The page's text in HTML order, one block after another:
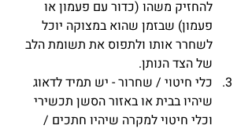
להחזיק משהו (כדור עם פעמון או
פעמון) שבזמן שהוא במצוקה יוכל
לשחרר אותו ולתפוס את תשומת הלב
של הצד הנותן.
כלי חיטוי / שחרור - יש תמיד לדאוג
שיהיו בבית או באזור הסשן תכשירי
וכלי חיטוי למקרה שיהיו חתכים /